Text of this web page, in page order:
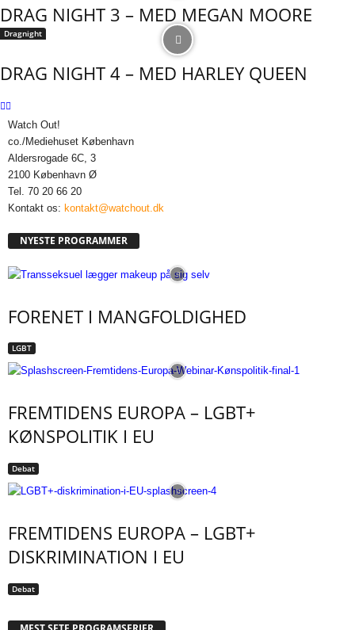
DRAG NIGHT 3 – MED MEGAN MOORE
Dragnight
DRAG NIGHT 4 – MED HARLEY QUEEN
Watch Out!
co./Mediehuset København
Aldersrogade 6C, 3
2100 København Ø
Tel. 70 20 66 20
Kontakt os: kontakt@watchout.dk
NYESTE PROGRAMMER
FORENET I MANGFOLDIGHED
LGBT
FREMTIDENS EUROPA – LGBT+
KØNSPOLITIK I EU
Debat
FREMTIDENS EUROPA – LGBT+
DISKRIMINATION I EU
Debat